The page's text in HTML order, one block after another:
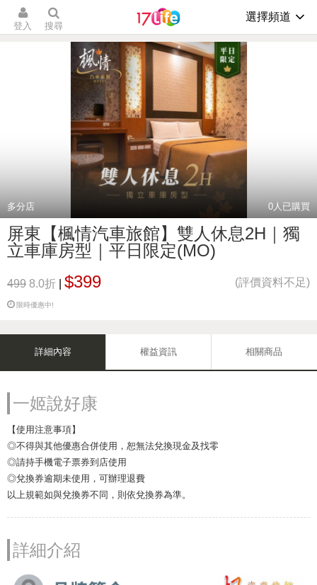
登入 搜尋
選擇頻道
多分店 0人已購買
屏東【楓情汽車旅館】雙人休息2H｜獨
立車庫房型｜平日限定(MO)
499 8.0折 $399 (評價資料不足)
限時優惠中!
詳細內容 權益資訊 相關商品
一姬說好康
【使用注意事項】
◎不得與其他優惠合併使用，恕無法兌換現金及找零
◎請持手機電子票券到店使用
◎兌換券逾期未使用，可辦理退費
以上規範如與兌換券不同，則依兌換券為準。
詳細介紹